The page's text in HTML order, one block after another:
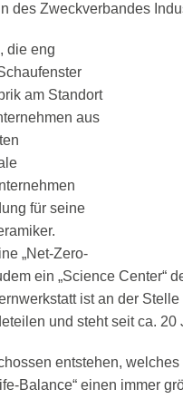
des Zweckverbandes
die eng
am Standort
aus
für seine
„Net-Zero-
ein „Science Center“
ist an der
und steht seit ca. 20
entstehen,
Balance“ einen immer